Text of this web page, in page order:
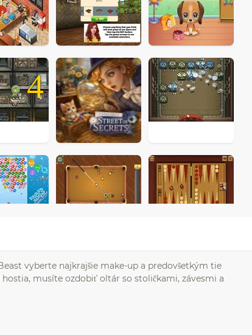
4
vyberte najkrajšie make-up a predovšetkým tie
musíte ozdobiť oltár so stoličkami, závesmi a